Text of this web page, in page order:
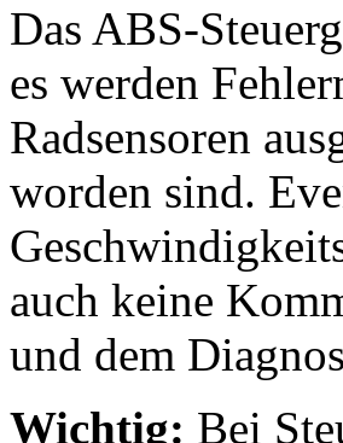
Das ABS-
es werden
Radsensoren
worden sind.
auch keine
und dem
Wichtig: Bei